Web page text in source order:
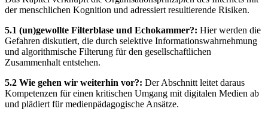
der menschlichen Kognition und adressiert resultierende Risiken.
5.1 (un)gewollte Filterblase und Echokammer?: Hier werden die
Gefahren diskutiert, die durch selektive Informationswahrnehmung
und algorithmische Filterung für den gesellschaftlichen
Zusammenhalt entstehen.
5.2 Wie gehen wir weiterhin vor?: Der Abschnitt leitet daraus
Kompetenzen für einen kritischen Umgang mit digitalen Medien ab
und plädiert für medienpädagogische Ansätze.